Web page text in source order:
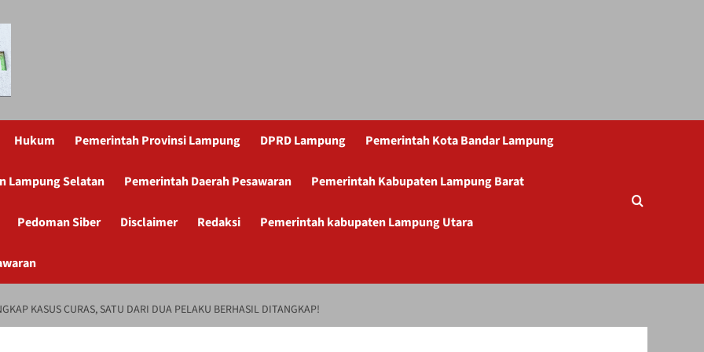
Hukum Pemerintah Provinsi Lampung DPRD Lampung Pemerintah Kota Bandar Lampung
Lampung Selatan Pemerintah Daerah Pesawaran Pemerintah Kabupaten Lampung Barat
Pedoman Siber Disclaimer Redaksi Pemerintah kabupaten Lampung Utara
KASUS CURAS, SATU DARI DUA PELAKU BERHASIL DITANGKAP!